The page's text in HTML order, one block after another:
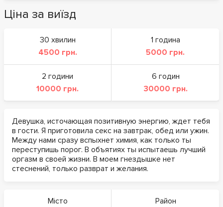
Ціна за виїзд
30 хвилин
4500 грн.
1 година
5000 грн.
2 години
10000 грн.
6 годин
30000 грн.
Девушка, источающая позитивную энергию, ждет тебя
в гости. Я приготовила секс на завтрак, обед или ужин.
Между нами сразу вспыхнет химия, как только ты
переступишь порог. В объятиях ты испытаешь лучший
оргазм в своей жизни. В моем гнездышке нет
стеснений, только разврат и желания.
Місто
Район